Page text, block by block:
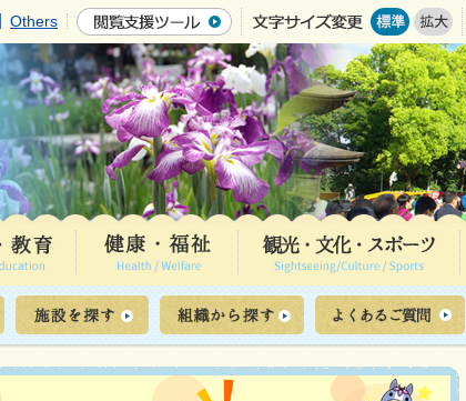
Others
3